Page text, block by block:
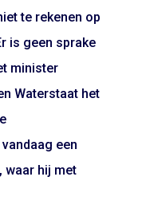
te rekenen op
is geen sprake
minister
Waterstaat het
een
waar hij met